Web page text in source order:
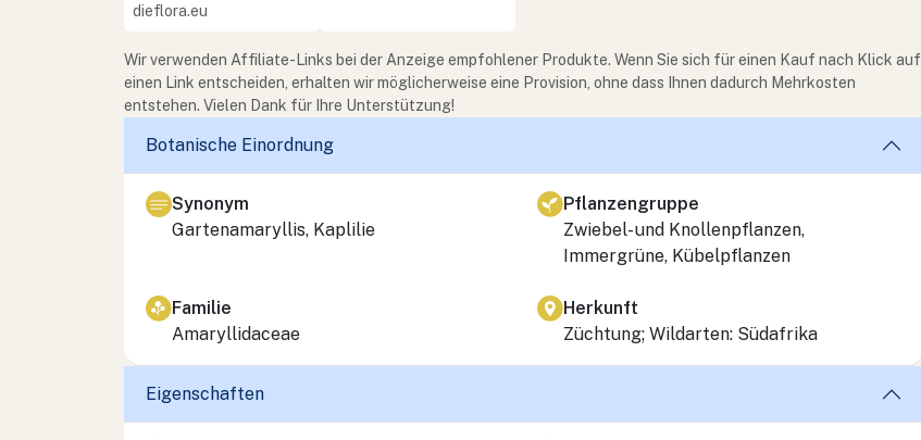
dieflora.eu
Wir verwenden Affiliate-Links bei der Anzeige empfohlener Produkte. Wenn Sie sich für einen Kauf nach Klick auf
einen Link entscheiden, erhalten wir möglicherweise eine Provision, ohne dass Ihnen dadurch Mehrkosten
entstehen. Vielen Dank für Ihre Unterstützung!
Botanische Einordnung
Synonym
Gartenamaryllis, Kaplilie
Pflanzengruppe
Zwiebel- und Knollenpflanzen,
Immergrüne, Kübelpflanzen
Familie
Amaryllidaceae
Herkunft
Züchtung; Wildarten: Südafrika
Eigenschaften